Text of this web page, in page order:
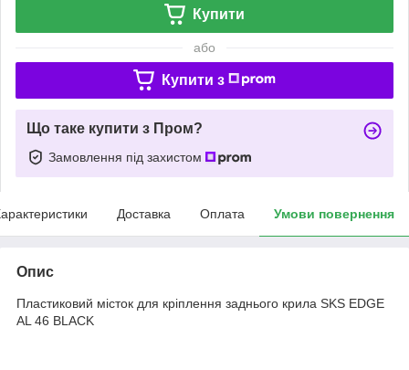
Купити
або
Купити з
Що таке купити з Пром?
Замовлення під захистом
Доставка Оплата Умови повернення
Опис
Пластиковий місток для кріплення заднього крила SKS EDGE
AL 46 BLACK